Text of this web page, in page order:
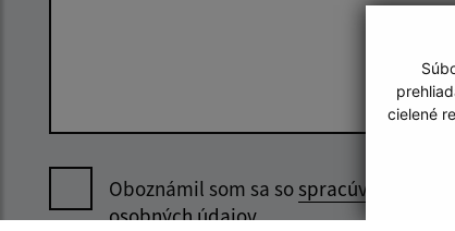
cielené
Oboznámil som sa sospracúvaním
osobných údajov